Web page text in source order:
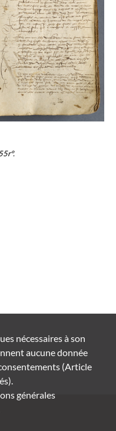
nécessaires à son
aucune donnée
(Article
générales